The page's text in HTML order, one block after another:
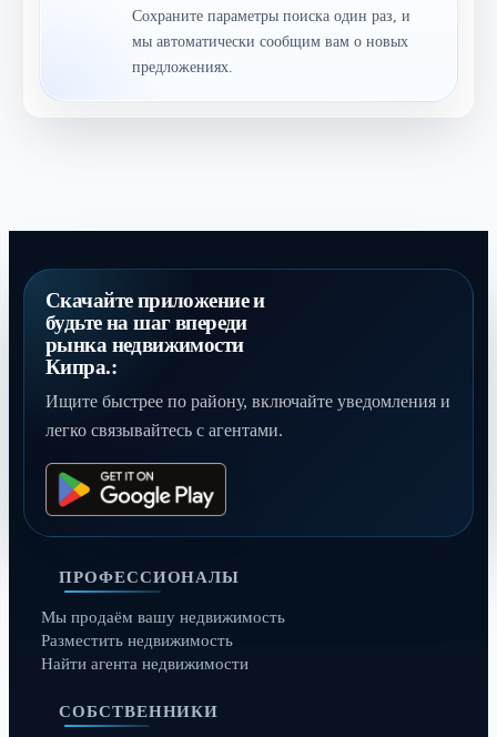
Сохраните параметры поиска один раз, и
мы автоматически сообщим вам о новых
предложениях.
Скачайте приложение и
будьте на шаг впереди
рынка недвижимости
Кипра.:
Ищите быстрее по району, включайте уведомления и
легко связывайтесь с агентами.
ПРОФЕССИОНАЛЫ
Мы продаём вашу недвижимость
Разместить недвижимость
Найти агента недвижимости
СОБСТВЕННИКИ